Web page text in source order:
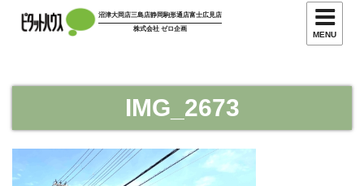
ツ
沼津大岡店三島店静岡駒形通店富士広見店
株式会社 ゼロ企画
MENU
IMG_2673